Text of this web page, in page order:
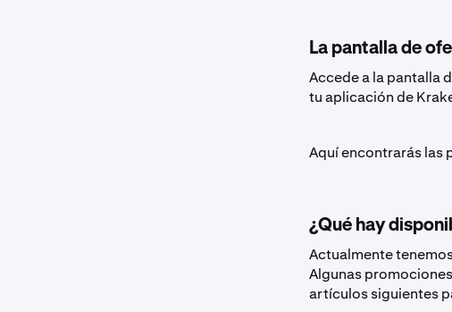
La pantalla de
Accede a la pantalla
tu aplicación de
Aquí encontrarás las
¿Qué hay
Actualmente
Algunas
artículos siguientes